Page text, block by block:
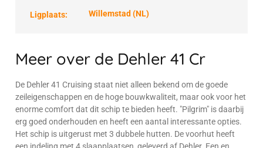
Ligplaats: Willemstad (NL)
Meer over de Dehler 41 Cr
De Dehler 41 Cruising staat niet alleen bekend om de goede
zeileigenschappen en de hoge bouwkwaliteit, maar ook voor het
enorme comfort dat dit schip te bieden heeft. "Pilgrim" is daarbij
erg goed onderhouden en heeft een aantal interessante opties.
Het schip is uitgerust met 3 dubbele hutten. De voorhut heeft